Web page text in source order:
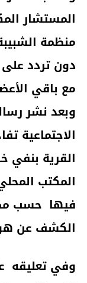
المستشار
منظمة
دون تردد على
مع باقي
وبعد نشر
الاجتماعية
القرية بنفي
المكتب
فيها حسب
الكشف عن
وفي تعليقه